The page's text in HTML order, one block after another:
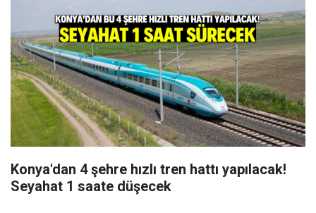
Konya'dan 4 şehre hızlı tren hattı yapılacak!
Seyahat 1 saate düşecek